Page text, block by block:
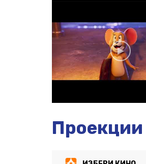
Проекции